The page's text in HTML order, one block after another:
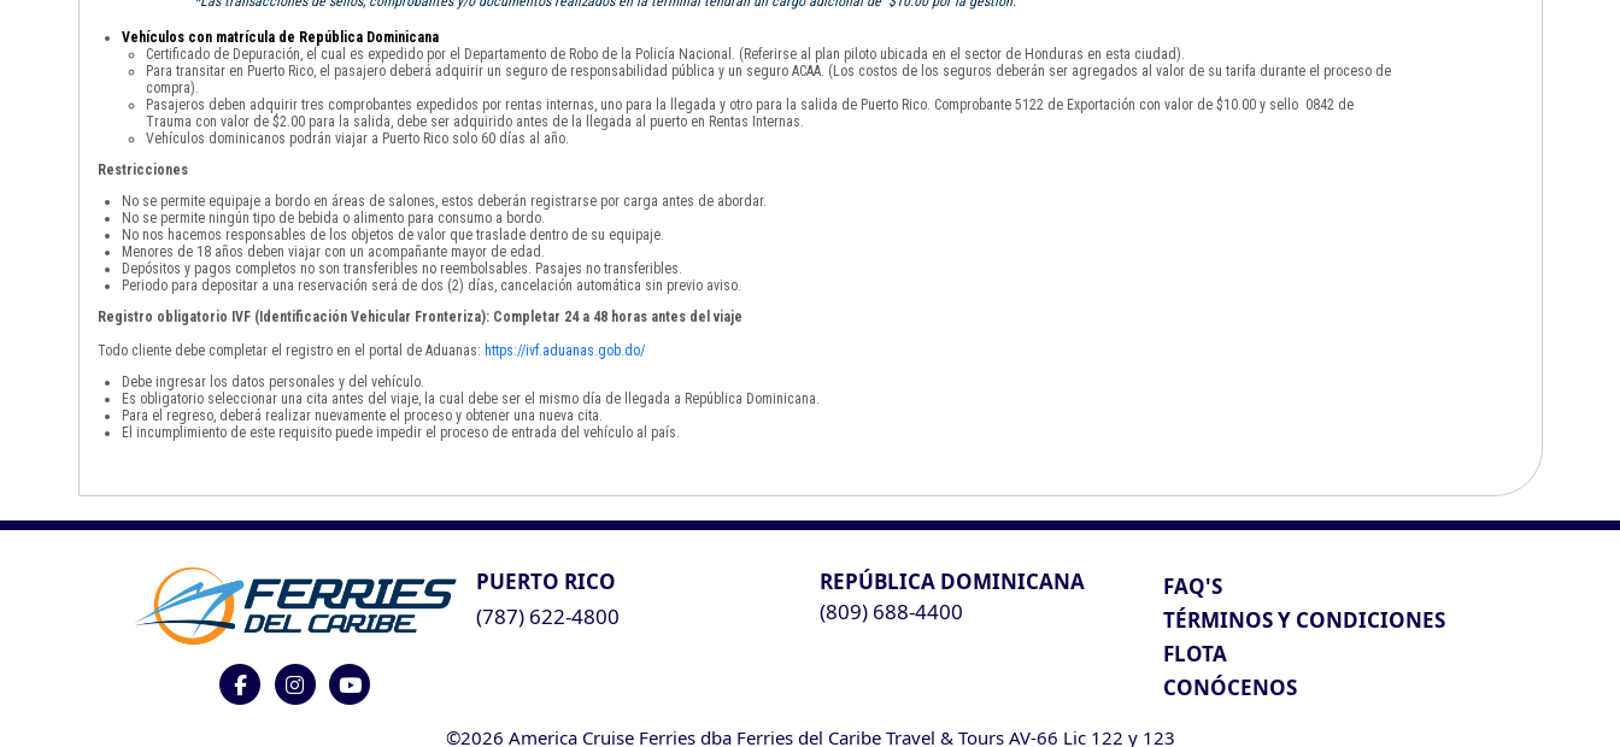
Vehículos con matrícula de República Dominicana
Certificado de Depuración, el cual es expedido por el Departamento de Robo de la Policía Nacional. (Referirse al plan piloto ubicada en el sector de Honduras en esta ciudad).
Para transitar en Puerto Rico, el pasajero deberá adquirir un seguro de responsabilidad pública y un seguro ACAA. (Los costos de los seguros deberán ser agregados al valor de su tarifa durante el proceso de
compra).
Pasajeros deben adquirir tres comprobantes expedidos por rentas internas, uno para la llegada y otro para la salida de Puerto Rico. Comprobante 5122 de Exportación con valor de $10.00 y sello 0842 de
Trauma con valor de $2.00 para la salida, debe ser adquirido antes de la llegada al puerto en Rentas Internas.
Vehículos dominicanos podrán viajar a Puerto Rico solo 60 días al año.
Restricciones
No se permite equipaje a bordo en áreas de salones, estos deberán registrarse por carga antes de abordar.
No se permite ningún tipo de bebida o alimento para consumo a bordo.
No nos hacemos responsables de los objetos de valor que traslade dentro de su equipaje.
Menores de 18 años deben viajar con un acompañante mayor de edad.
Depósitos y pagos completos no son transferibles no reembolsables. Pasajes no transferibles.
Periodo para depositar a una reservación será de dos (2) días, cancelación automática sin previo aviso.
Registro obligatorio IVF (Identificación Vehicular Fronteriza): Completar 24 a 48 horas antes del viaje
Todo cliente debe completar el registro en el portal de Aduanas: https://ivf.aduanas.gob.do/
Debe ingresar los datos personales y del vehículo.
Es obligatorio seleccionar una cita antes del viaje, la cual debe ser el mismo día de llegada a República Dominicana.
Para el regreso, deberá realizar nuevamente el proceso y obtener una nueva cita.
El incumplimiento de este requisito puede impedir el proceso de entrada del vehículo al país.
PUERTO RICO
(787) 622-4800
REPÚBLICA DOMINICANA
(809) 688-4400
FAQ'S
TÉRMINOS Y CONDICIONES
FLOTA
CONÓCENOS
©2026 America Cruise Ferries dba Ferries del Caribe Travel & Tours AV-66 Lic 122 y 123